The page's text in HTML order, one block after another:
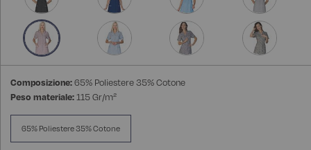
Composizione:65% Poliestere 35% Cotone
Peso materiale:115 Gr/m²
65% Poliestere 35% Cotone